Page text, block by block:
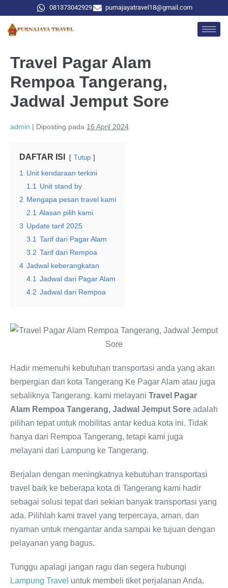
081373042929 purnajayatravel18@gmail.com
Travel Pagar Alam
Rempoa Tangerang,
Jadwal Jemput Sore
admin | Diposting pada 16 April 2024
DAFTAR ISI Tutup
1
Unit kendaraan terkini
1.1
Unit stand by
2 Mengapa pesan travel kami
2.1 Alasan pilih kami
3 Update tarif 2025
3.1 Tarif dari Pagar Alam
3.2 Tarif dari Rempoa
4 Jadwal keberangkatan
4.1 Jadwal dari Pagar Alam
4.2 Jadwal dari Rempoa
Hadir memenuhi kebutuhan transportasi anda yang akan
berpergian dari kota Tangerang Ke Pagar Alam atau juga
sebaliknya Tangerang. kami melayani Travel Pagar
Alam Rempoa Tangerang, Jadwal Jemput Sore adalah
pilihan tepat untuk mobilitas antar kedua kota ini. Tidak
hanya dari Rempoa Tangerang, tetapi kami juga
melayani dari Lampung ke Tangerang.
Berjalan dengan meningkatnya kebutuhan transportasi
travel baik ke beberapa kota di Tangerang kami hadir
sebagai solusi tepat dari sekian banyak transportasi yang
ada. Pilihlah kami travel yang terpercaya, aman, dan
nyaman untuk mengantar anda sampai ke tujuan dengan
pelayanan yang bagus.
Tunggu apalagi jangan ragu dan segera hubungi
Lampung Travel untuk membeli tiket perjalanan Anda,